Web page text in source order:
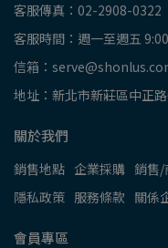
客服傳真：02-2908-0322
客服時間：週一至週五
信箱：
地址：新北市新莊區中正
關於我們
銷售地點 企業採購 銷售/
隱私政策 服務條款 關係
會員專區